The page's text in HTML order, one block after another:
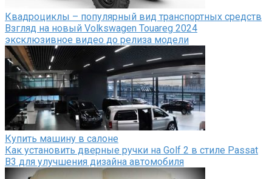
Квадроциклы – популярный вид транспортных средств
Взгляд на новый Volkswagen Touareg 2024
эксклюзивное видео до релиза модели
Купить машину в салоне
Как установить дверные ручки на Golf 2 в стиле Passat
B3 для улучшения дизайна автомобиля